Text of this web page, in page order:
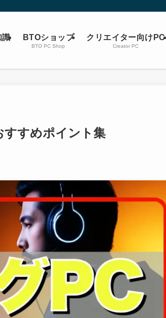
識 BTOショップ
BTO PC Shop
クリエイター向けPC
Creator PC
すすめポイント集